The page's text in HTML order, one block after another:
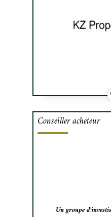
Conseiller acheteur
Un groupe
Cafa a assisté un